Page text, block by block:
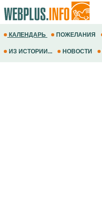
КАЛЕНДАРЬ ПОЖЕЛАНИЯ
ИЗ ИСТОРИИ... НОВОСТИ